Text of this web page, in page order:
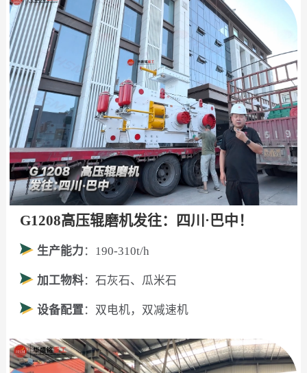
G1208高压辊磨机发往：四川·巴中！
生产能力 ：190-310t/h
加工物料：石灰石、瓜米石
设备配置：双电机，双减速机